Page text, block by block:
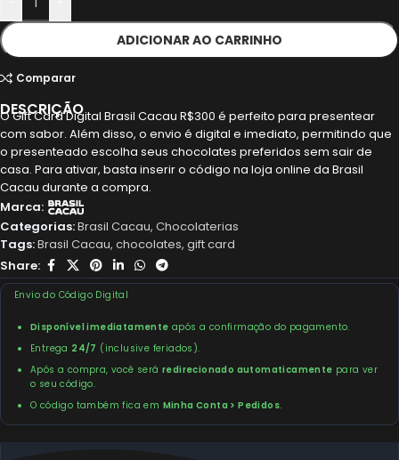
ADICIONAR AO CARRINHO
Comparar
DESCRIÇÃO
O Gift Card Digital Brasil Cacau R$300 é perfeito para presentear
com sabor. Além disso, o envio é digital e imediato, permitindo que
o presenteado escolha seus chocolates preferidos sem sair de
casa. Para ativar, basta inserir o código na loja online da Brasil
Cacau durante a compra.
Marca:
Categorias:Brasil Cacau, Chocolaterias
Tags:Brasil Cacau, chocolates, gift card
Share:
Envio do Código Digital
Disponível imediatamente após a confirmação do pagamento.
Entrega 24/7 (inclusive feriados).
Após a compra, você será redirecionado automaticamente para ver
o seu código.
O código também fica em Minha Conta > Pedidos.